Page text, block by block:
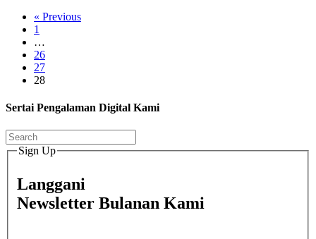
« Previous
1
…
26
27
28
Sertai Pengalaman Digital Kami
Sign Up
Langgani
Newsletter Bulanan Kami